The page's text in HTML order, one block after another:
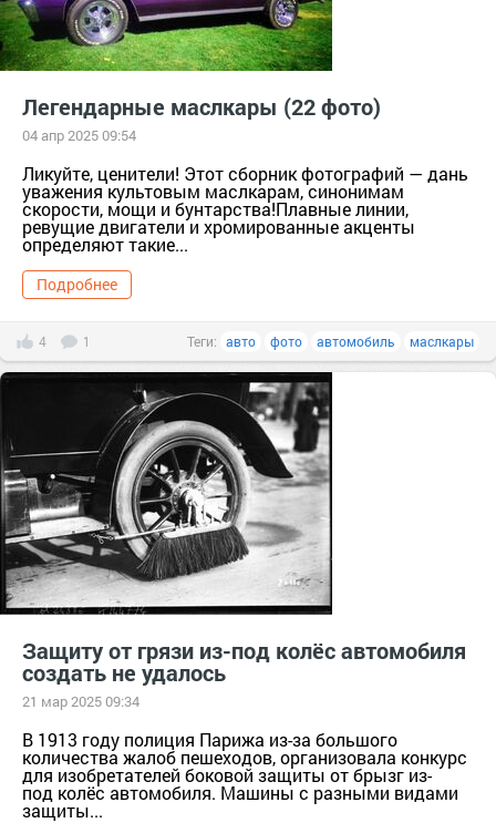
Легендарные маслкары (22 фото)
04 апр 2025 09:54
Ликуйте, ценители! Этот сборник фотографий — дань
уважения культовым маслкарам, синонимам
скорости, мощи и бунтарства!Плавные линии,
ревущие двигатели и хромированные акценты
определяют такие...
Подробнее
4 1 Теги: авто фото автомобиль маслкары
Защиту от грязи из-под колёс автомобиля
создать не удалось
21 мар 2025 09:34
В 1913 году полиция Парижа из-за большого
количества жалоб пешеходов, организовала конкурс
для изобретателей боковой защиты от брызг из-
под колёс автомобиля. Машины с разными видами
защиты...